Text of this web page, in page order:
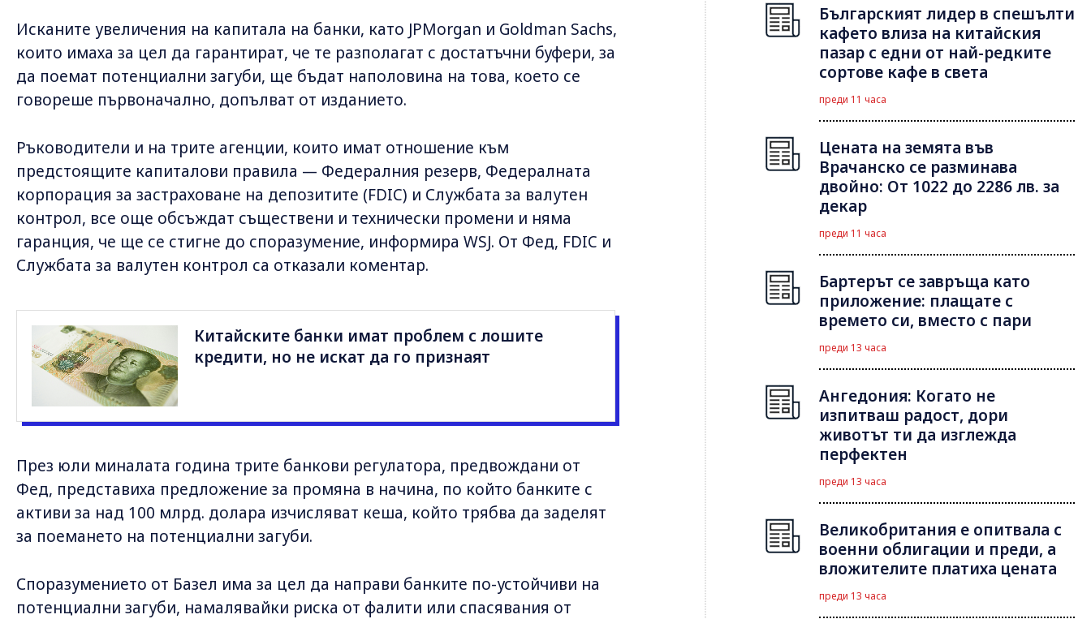
Исканите увеличения на капитала на банки, като JPMorgan и Goldman Sachs,
които имаха за цел да гарантират, че те разполагат с достатъчни буфери, за
да поемат потенциални загуби, ще бъдат наполовина на това, което се
говореше първоначално, допълват от изданието.
Ръководители и на трите агенции, които имат отношение към
предстоящите капиталови правила — Федералния резерв, Федералната
корпорация за застраховане на депозитите (FDIC) и Службата за валутен
контрол, все още обсъждат съществени и технически промени и няма
гаранция, че ще се стигне до споразумение, информира WSJ. От Фед, FDIC и
Службата за валутен контрол са отказали коментар.
Китайските банки имат проблем с лошите
кредити, но не искат да го признаят
През юли миналата година трите банкови регулатора, предвождани от
Фед, представиха предложение за промяна в начина, по който банките с
активи за над 100 млрд. долара изчисляват кеша, който трябва да заделят
за поемането на потенциални загуби.
Споразумението от Базел има за цел да направи банките по-устойчиви на
потенциални загуби, намалявайки риска от фалити или спасявания от
Българският лидер в спешълти
кафето влиза на китайския
пазар с едни от най-редките
сортове кафе в света
преди 11 часа
Цената на земята във
Врачанско се разминава
двойно: От 1022 до 2286 лв. за
декар
преди 11 часа
Бартерът се завръща като
приложение: плащате с
времето си, вместо с пари
преди 13 часа
Ангедония: Когато не
изпитваш радост, дори
животът ти да изглежда
перфектен
преди 13 часа
Великобритания е опитвала с
военни облигации и преди, а
вложителите платиха цената
преди 13 часа